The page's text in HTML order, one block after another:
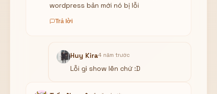
wordpress bản mới nó bị lỗi
Trả lời
Huy Kira4 năm trước
Lỗi gì show lên chứ :D